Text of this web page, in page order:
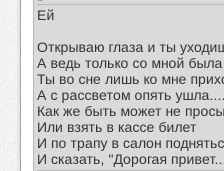
Ей
Открываю глаза и ты
А ведь только со мной была
Ты во сне лишь ко мне
А с рассветом опять
Как же быть может не
Или взять в кассе билет
И по трапу в салон
И сказать, "Дорогая